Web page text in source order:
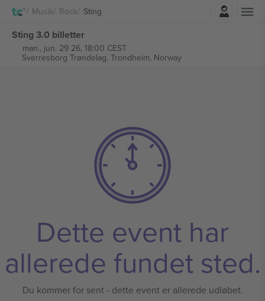
Musik Rock Sting
Sting 3.0 billetter
man., jun. 29 26, 18:00 CEST
Sverresborg Trøndelag, Trondheim, Norway
Dette event har
allerede fundet sted.
Du kommer for sent - dette event er allerede udløbet.